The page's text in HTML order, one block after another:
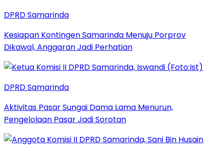
DPRD Samarinda
Kesiapan Kontingen Samarinda Menuju Porprov
Dikawal, Anggaran Jadi Perhatian
DPRD Samarinda
Aktivitas Pasar Sungai Dama Lama Menurun,
Pengelolaan Pasar Jadi Sorotan